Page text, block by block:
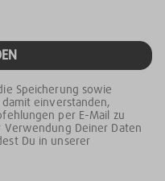
Speicherung sowie
einverstanden,
per E-Mail zu
Deiner Daten
Du in unserer